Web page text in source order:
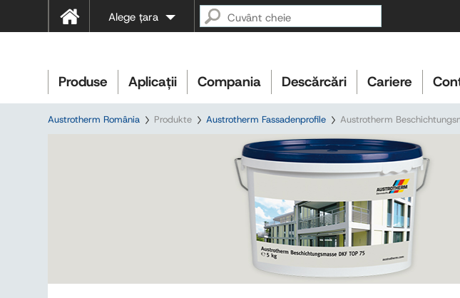
Alege țara
Produse Aplicații Compania Descărcări Cariere
Austrotherm România Produkte Austrotherm Fassadenprofile Austrotherm